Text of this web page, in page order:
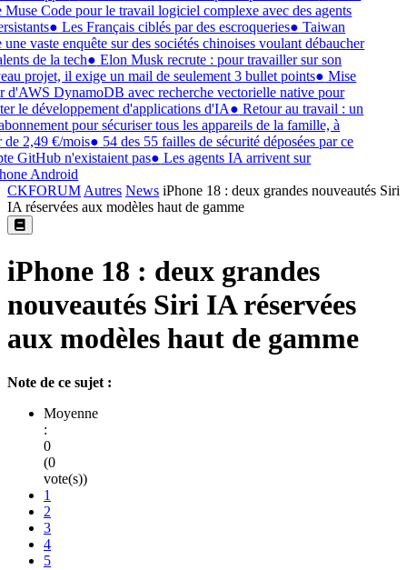
Code pour le travail logiciel complexe avec des agents
●Les Français ciblés par des escroqueries●Taiwan
vaste enquête sur des sociétés chinoises voulant débaucher
de la tech●Elon Musk recrute : pour travailler sur son
projet, il exige un mail de seulement 3 bullet points●Mise
d'AWS DynamoDB avec recherche vectorielle native pour
le développement d'applications d'IA●Retour au travail : un
pour sécuriser tous les appareils de la famille, à
2,49 €/mois●54 des 55 failles de sécurité déposées par ce
GitHub n'existaient pas●Les agents IA arrivent sur
Android
CKFORUMAutres News iPhone 18 : deux grandes nouveautés Siri
IA réservées aux modèles haut de gamme
iPhone 18 : deux grandes
nouveautés Siri IA réservées
aux modèles haut de gamme
Note de ce sujet :
Moyenne
:
0
(0
vote(s))
1
2
3
4
5